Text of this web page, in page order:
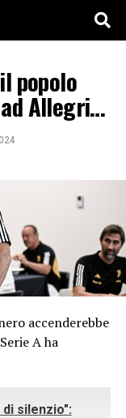
popolo
Allegri…
accenderebbe
A ha
di silenzio":